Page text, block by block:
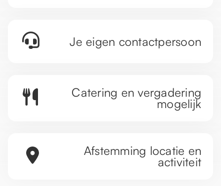
Je eigen contactpersoon
Catering en vergadering
mogelijk
Afstemming locatie en
activiteit